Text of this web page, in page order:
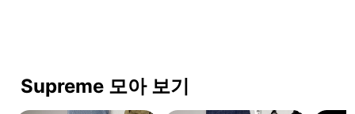
Supreme 모아 보기